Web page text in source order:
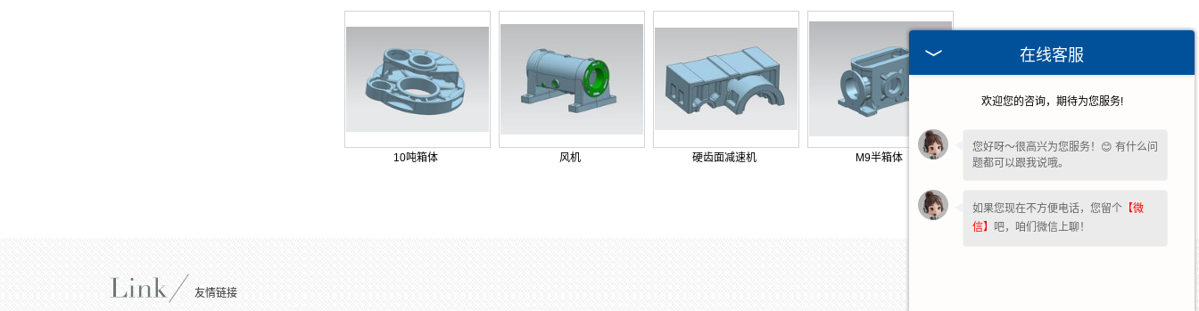
10吨箱体 风机 硬齿面减速机 M9半箱体
友情链接
在线客服
欢迎您的咨询，期待为您服务!
您好呀～很高兴为您服务！😊 有什么问
题都可以跟我说哦。
如果您现在不方便电话，您留个 【微
信】 吧，咱们微信上聊！